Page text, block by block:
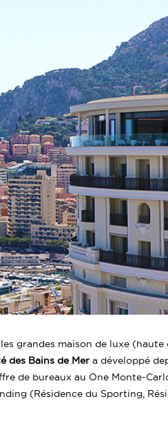
grandes maison de luxe
des Bains de Mer a développé
de bureaux au One Monte-
(Résidence du Sporting,